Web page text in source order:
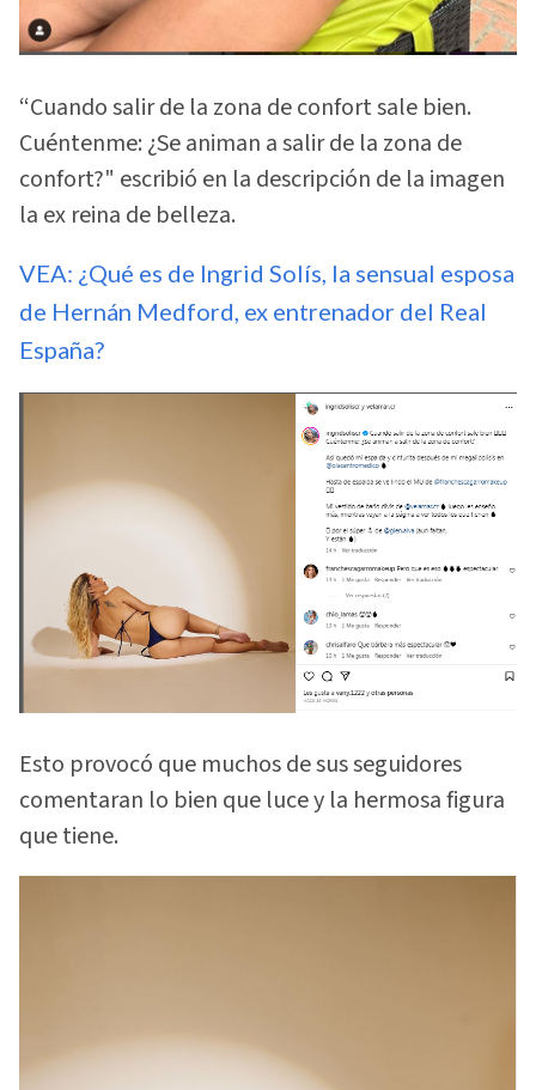
“Cuando salir de la zona de confort sale bien.
Cuéntenme: ¿Se animan a salir de la zona de
confort?" escribió en la descripción de la imagen
la ex reina de belleza.
VEA: ¿Qué es de Ingrid Solís, la sensual esposa
de Hernán Medford, ex entrenador del Real
España?
Esto provocó que muchos de sus seguidores
comentaran lo bien que luce y la hermosa figura
que tiene.